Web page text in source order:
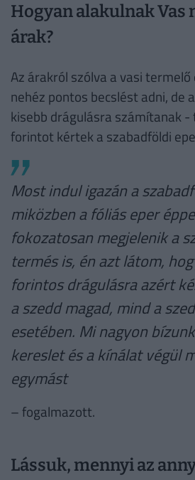
Hogyan alakulnak Vas
árak?
Az árakról szólva a vasi
nehéz pontos becslést adni, de
kisebb drágulásra számítanak
forintot kértek a szabadföldi
Most indul igazán a
miközben a fóliás eper
fokozatosan megjelenik a
termés is, én azt látom,
forintos drágulásra azért
a szedd magad, mind a
esetében. Mi nagyon
kereslet és a kínálat végül
egymást
– fogalmazott.
Lássuk, mennyi az